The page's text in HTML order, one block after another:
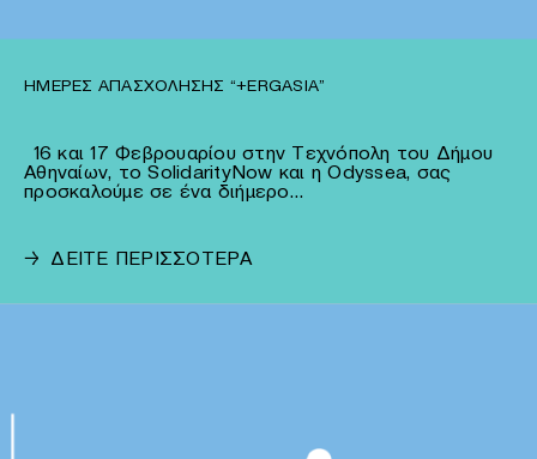
ΗΜΈΡΕΣ ΑΠΑΣΧΌΛΗΣΗΣ “+ERGASIA”
16 και 17 Φεβρουαρίου στην Τεχνόπολη του Δήμου
Αθηναίων, το SolidarityNow και η Odyssea, σας
προσκαλούμε σε ένα διήμερο…
→ ΔΕΙΤΕ ΠΕΡΙΣΣΟΤΕΡΑ